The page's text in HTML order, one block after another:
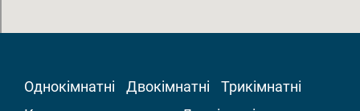
Однокімнатні Двокімнатні
Трикімнатні